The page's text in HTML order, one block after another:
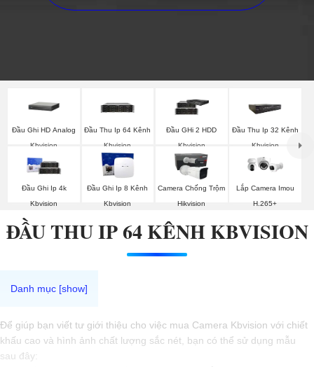
Đầu Ghi HD Analog
Kbvision
Đầu Thu Ip 64 Kênh
Kbvision
Đầu GHi 2 HDD
Kbvision
Đầu Thu Ip 32 Kênh
Kbvision
Đầu Ghi Ip 4k
Kbvision
Đầu Ghi Ip 8 Kênh
Kbvision
Camera Chống Trộm
Hikvision
Lắp Camera Imou
H.265+
ĐẦU THU IP 64 KÊNH KBVISION
Để giúp bạn viết tư giới thiệu cho việc mua Camera Kbvision với chiết
khấu cao và hình ảnh chất lượng sắc nét, bạn có thể sử dụng mẫu
sau đây: